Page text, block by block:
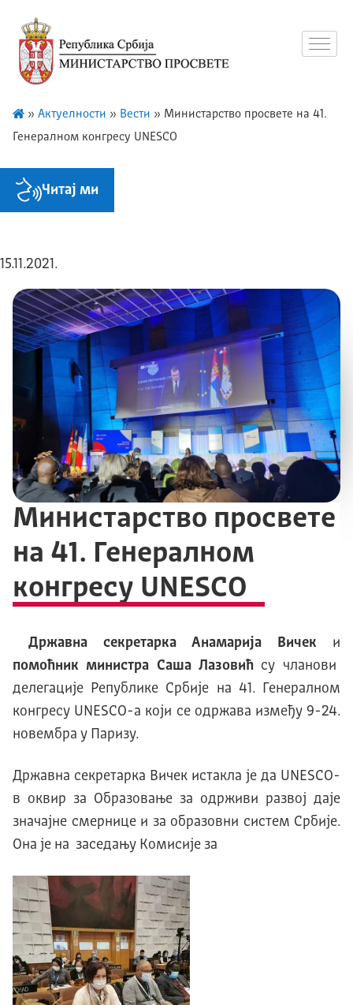
» Актуелности » Вести » Министарство просвете на 41.
Генералном конгресу UNESCO
Читај ми
15.11.2021.
Министарство просвете
на 41. Генералном
конгресу UNESCO
Државна секретарка Анамарија Вичек и
помоћник министра Саша Лазовић су чланови
делегације Републике Србије на 41. Генералном
конгресу UNESCO-а који се одржава између 9-24.
новембра у Паризу.
Државна секретарка Вичек истакла је да UNESCO-
в оквир за Образовање за одрживи развој даје
значајне смернице и за образовни систем Србије.
Она је на заседању Комисије за